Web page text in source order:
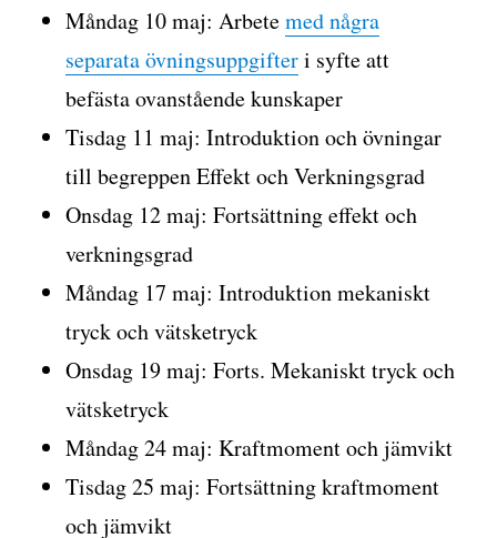
Måndag 10 maj: Arbetemed några
separata övningsuppgifteri syfte att
befästa ovanstående kunskaper
Tisdag 11 maj: Introduktion och övningar
till begreppen Effekt och Verkningsgrad
Onsdag 12 maj: Fortsättning effekt och
verkningsgrad
Måndag 17 maj: Introduktion mekaniskt
tryck och vätsketryck
Onsdag 19 maj: Forts. Mekaniskt tryck och
vätsketryck
Måndag 24 maj: Kraftmoment och jämvikt
Tisdag 25 maj: Fortsättning kraftmoment
och jämvikt